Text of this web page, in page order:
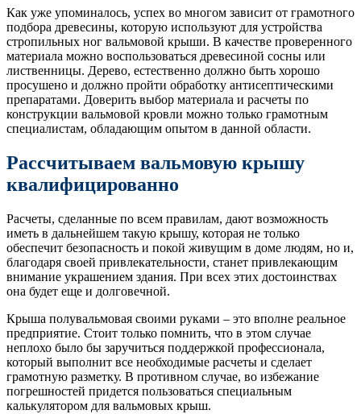
Как уже упоминалось, успех во многом зависит от грамотного
подбора древесины, которую используют для устройства
стропильных ног вальмовой крыши. В качестве проверенного
материала можно воспользоваться древесиной сосны или
лиственницы. Дерево, естественно должно быть хорошо
просушено и должно пройти обработку антисептическими
препаратами. Доверить выбор материала и расчеты по
конструкции вальмовой кровли можно только грамотным
специалистам, обладающим опытом в данной области.
Рассчитываем вальмовую крышу
квалифицированно
Расчеты, сделанные по всем правилам, дают возможность
иметь в дальнейшем такую крышу, которая не только
обеспечит безопасность и покой живущим в доме людям, но и,
благодаря своей привлекательности, станет привлекающим
внимание украшением здания. При всех этих достоинствах
она будет еще и долговечной.
Крыша полувальмовая своими руками – это вполне реальное
предприятие. Стоит только помнить, что в этом случае
неплохо было бы заручиться поддержкой профессионала,
который выполнит все необходимые расчеты и сделает
грамотную разметку. В противном случае, во избежание
погрешностей придется пользоваться специальным
калькулятором для вальмовых крыш.